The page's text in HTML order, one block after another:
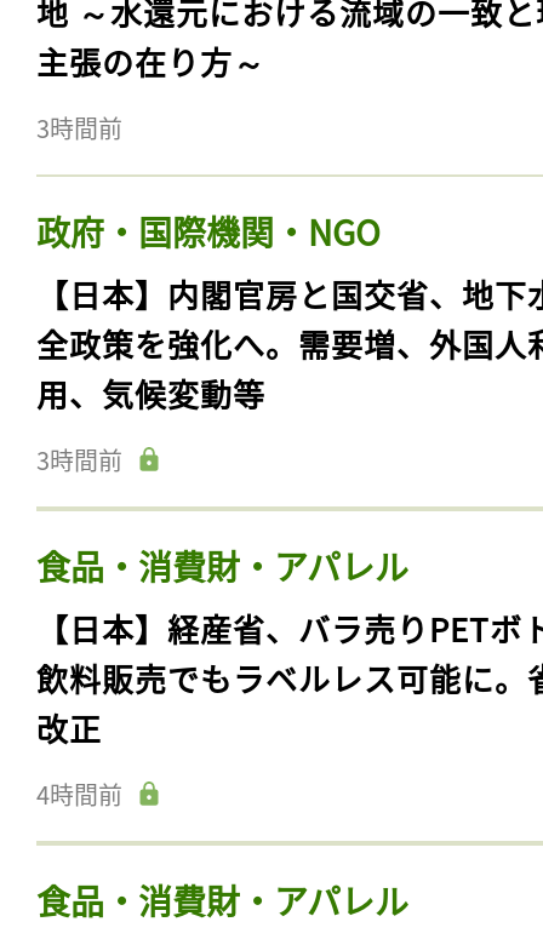
地 ～水還元における流域の一致
主張の在り方～
3時間前
政府・国際機関・NGO
【日本】内閣官房と国交省、地下
全政策を強化へ。需要増、外国人
用、気候変動等
3時間前
食品・消費財・アパレル
【日本】経産省、バラ売りPETボ
飲料販売でもラベルレス可能に。
改正
4時間前
食品・消費財・アパレル